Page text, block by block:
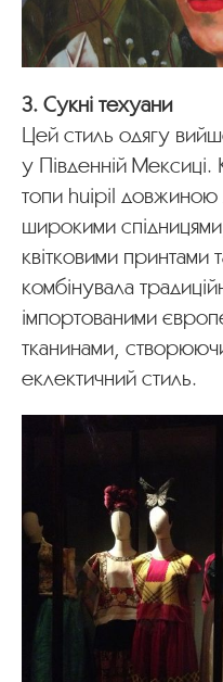
3. Сукні техуани
Цей стиль одягу
у Південній Мексиці.
топи huipil довжиною
широкими
квітковими принтами
комбінувала
імпортованими
тканинами,
еклектичний стиль.